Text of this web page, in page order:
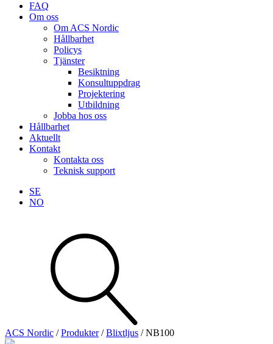
FAQ
Om oss
Om ACS Nordic
Hållbarhet
Policys
Tjänster
Besiktning
Konsultuppdrag
Projektering
Utbildning
Jobba hos oss
Hållbarhet
Aktuellt
Kontakt
Kontakta oss
Teknisk support
SE
NO
Se alla kategorier
Se alla produkter
ACS Nordic /Produkter/Blixtljus /NB100